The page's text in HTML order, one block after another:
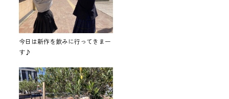
今日は新作を飲みに行ってきまー
す♪